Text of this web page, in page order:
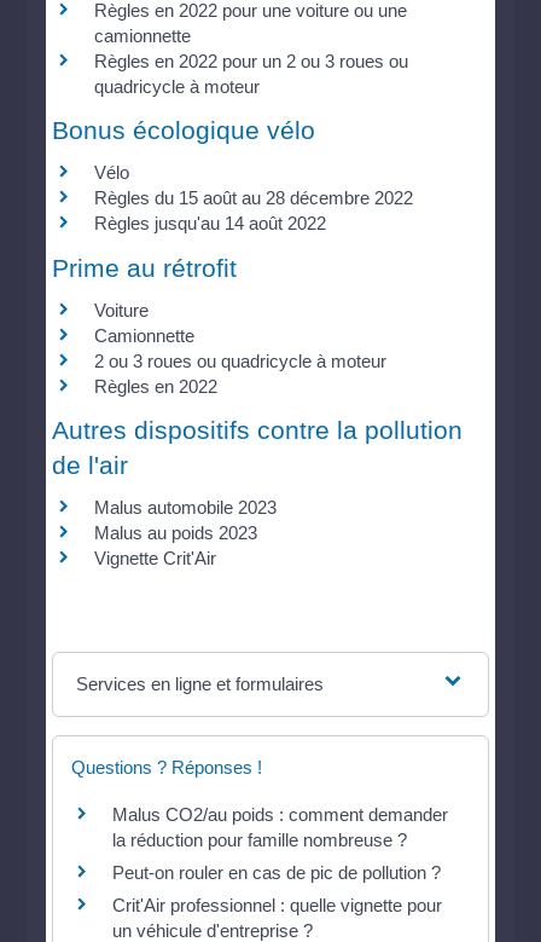
Règles en 2022 pour une voiture ou une
camionnette
Règles en 2022 pour un 2 ou 3 roues ou
quadricycle à moteur
Bonus écologique vélo
Vélo
Règles du 15 août au 28 décembre 2022
Règles jusqu'au 14 août 2022
Prime au rétrofit
Voiture
Camionnette
2 ou 3 roues ou quadricycle à moteur
Règles en 2022
Autres dispositifs contre la pollution
de l'air
Malus automobile 2023
Malus au poids 2023
Vignette Crit'Air
Services en ligne et formulaires
Questions ? Réponses !
Malus CO2/au poids : comment demander
la réduction pour famille nombreuse ?
Peut-on rouler en cas de pic de pollution ?
Crit'Air professionnel : quelle vignette pour
un véhicule d'entreprise ?